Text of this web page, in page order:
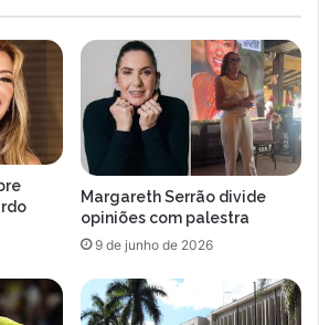
Margareth Serrão divide
opiniões com palestra
9 de junho de 2026